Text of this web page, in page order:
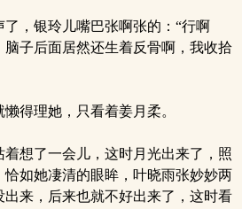
，银玲儿嘴巴张啊张的：“行啊
子后面居然还生着反骨啊，我收拾
得理她，只看着姜月柔。
想了一会儿，这时月光出来了，照
如她凄清的眼眸，叶晓雨张妙妙两
来，后来也就不好出来了，这时看